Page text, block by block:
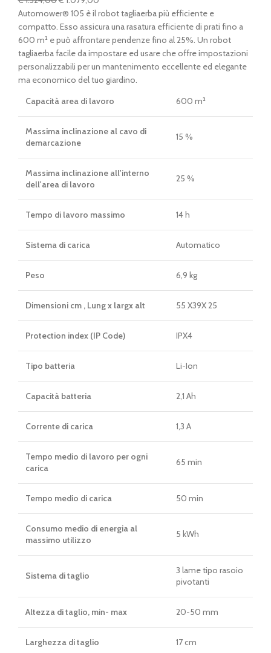
prezzo
originale
era:
€ 1.324,00.
prezzo
attuale
è:
€ 1.079,00.
Automower® 105 è il robot tagliaerba più efficiente e
compatto. Esso assicura una rasatura efficiente di prati fino a
600 m² e può affrontare pendenze fino al 25%. Un robot
tagliaerba facile da impostare ed usare che offre impostazioni
personalizzabili per un mantenimento eccellente ed elegante
ma economico del tuo giardino.
Capacità area di lavoro
600 m²
Massima inclinazione al cavo di
demarcazione
15 %
Massima inclinazione all'interno
dell'area di lavoro
25 %
Tempo di lavoro massimo 14 h
Sistema di carica Automatico
Peso 6,9 kg
Dimensioni cm , Lung x largx alt 55 X39X 25
Protection index (IP Code) IPX4
Tipo batteria Li-Ion
Capacità batteria 2,1 Ah
Corrente di carica 1,3 A
Tempo medio di lavoro per ogni
carica
65 min
Tempo medio di carica 50 min
Consumo medio di energia al
massimo utilizzo
5 kWh
Sistema di taglio
3 lame tipo rasoio
pivotanti
Altezza di taglio, min- max 20-50 mm
Larghezza di taglio 17 cm